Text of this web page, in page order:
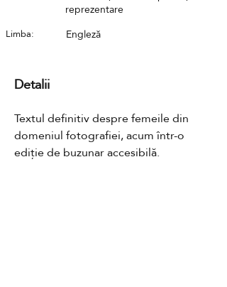
reprezentare
Limba: Engleză
Detalii
Textul definitiv despre femeile din
domeniul fotografiei, acum într-o
ediție de buzunar accesibilă.